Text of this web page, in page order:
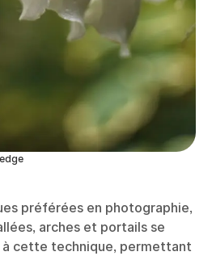
préférées en photographie,
arches et portails se
cette technique, permettant